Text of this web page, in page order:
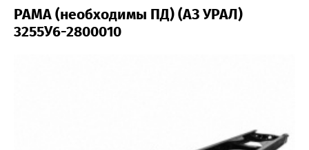
РАМА (необходимы ПД) (АЗ УРАЛ)
3255У6-2800010